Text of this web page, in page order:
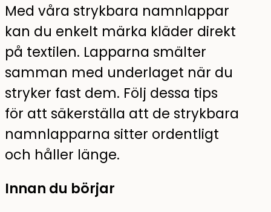
Med våra strykbara namnlappar
kan du enkelt märka kläder direkt
på textilen. Lapparna smälter
samman med underlaget när du
stryker fast dem. Följ dessa tips
för att säkerställa att de strykbara
namnlapparna sitter ordentligt
och håller länge.
Innan du börjar